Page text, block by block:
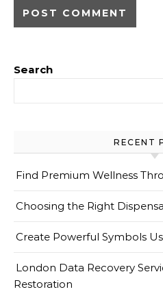
Search
RECENT
Find Premium Wellness
Choosing the Right
Create Powerful Symbols
London Data Recovery
Restoration